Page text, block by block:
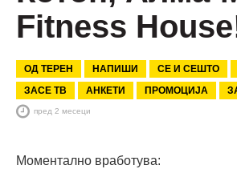
Fitness
ОД ТЕРЕН НАПИШИ СЕ И СЕШТО
ЗАСЕ ТВ
АНКЕТИ ПРОМОЦИЈА
пред 2 месеци
Моментално вработува: